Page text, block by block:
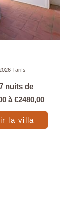
Tarifs
nuits de
à€2480,00
la villa